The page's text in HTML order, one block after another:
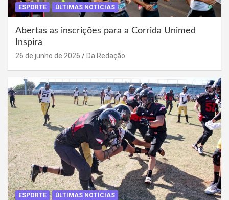
ESPORTE ÚLTIMAS NOTÍCIAS
Abertas as inscrições para a Corrida Unimed
Inspira
26 de junho de 2026 Da Redação
ESPORTE ÚLTIMAS NOTÍCIAS